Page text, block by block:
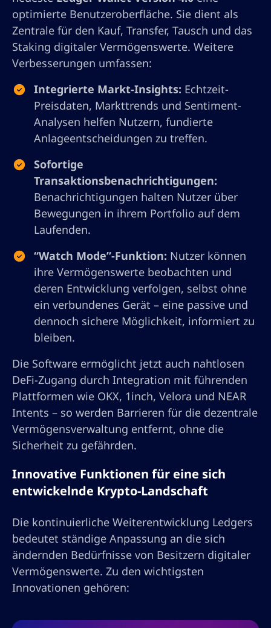
optimierte Benutzeroberfläche. Sie dient als
Zentrale für den Kauf, Transfer, Tausch und das
Staking digitaler Vermögenswerte. Weitere
Verbesserungen umfassen:
Integrierte Markt-Insights: Echtzeit-
Preisdaten, Markttrends und Sentiment-
Analysen helfen Nutzern, fundierte
Anlageentscheidungen zu treffen.
Sofortige
Transaktionsbenachrichtigungen:
Benachrichtigungen halten Nutzer über
Bewegungen in ihrem Portfolio auf dem
Laufenden.
“Watch Mode”-Funktion: Nutzer können
ihre Vermögenswerte beobachten und
deren Entwicklung verfolgen, selbst ohne
ein verbundenes Gerät – eine passive und
dennoch sichere Möglichkeit, informiert zu
bleiben.
Die Software ermöglicht jetzt auch nahtlosen
DeFi-Zugang durch Integration mit führenden
Plattformen wie OKX, 1inch, Velora und NEAR
Intents – so werden Barrieren für die dezentrale
Vermögensverwaltung entfernt, ohne die
Sicherheit zu gefährden.
Innovative Funktionen für eine sich
entwickelnde Krypto-Landschaft
Die kontinuierliche Weiterentwicklung Ledgers
bedeutet ständige Anpassung an die sich
ändernden Bedürfnisse von Besitzern digitaler
Vermögenswerte. Zu den wichtigsten
Innovationen gehören: